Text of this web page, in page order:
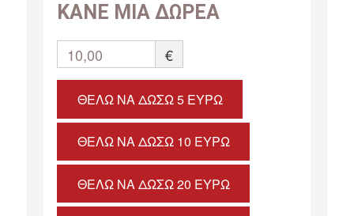
ΚΑΝΕ ΜΙΑ ΔΩΡΕΑ
10,00 €
ΘΈΛΩ ΝΑ ΔΏΣΩ 5 ΕΥΡΏ
ΘΈΛΩ ΝΑ ΔΏΣΩ 10 ΕΥΡΏ
ΘΈΛΩ ΝΑ ΔΏΣΩ 20 ΕΥΡΏ